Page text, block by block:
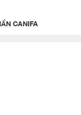
CANIFA